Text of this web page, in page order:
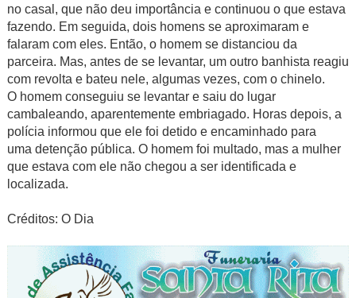
no casal, que não deu importância e continuou o que estava
fazendo. Em seguida, dois homens se aproximaram e
falaram com eles. Então, o homem se distanciou da
parceira. Mas, antes de se levantar, um outro banhista reagiu
com revolta e bateu nele, algumas vezes, com o chinelo.
O homem conseguiu se levantar e saiu do lugar
cambaleando, aparentemente embriagado. Horas depois, a
polícia informou que ele foi detido e encaminhado para
uma detenção pública. O homem foi multado, mas a mulher
que estava com ele não chegou a ser identificada e
localizada.
Créditos: O Dia